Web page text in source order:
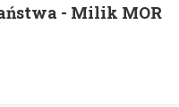
- Milik MOR